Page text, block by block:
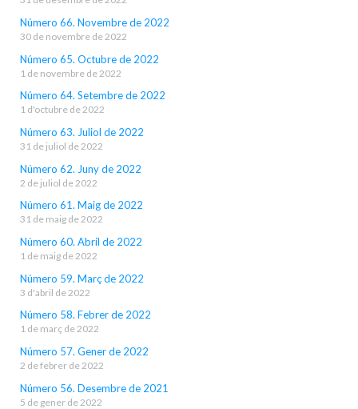
Número 66. Novembre de 2022
30 de novembre de 2022
Número 65. Octubre de 2022
1 de novembre de 2022
Número 64. Setembre de 2022
1 d'octubre de 2022
Número 63. Juliol de 2022
31 de juliol de 2022
Número 62. Juny de 2022
2 de juliol de 2022
Número 61. Maig de 2022
31 de maig de 2022
Número 60. Abril de 2022
1 de maig de 2022
Número 59. Març de 2022
3 d'abril de 2022
Número 58. Febrer de 2022
1 de març de 2022
Número 57. Gener de 2022
2 de febrer de 2022
Número 56. Desembre de 2021
5 de gener de 2022